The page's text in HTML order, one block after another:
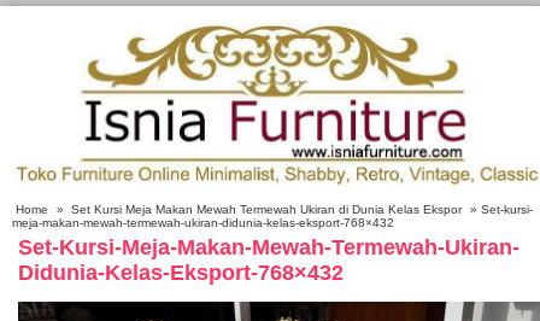
Home » Set Kursi Meja Makan Mewah Termewah Ukiran di Dunia Kelas Ekspor
» Set-kursi-
meja-makan-mewah-termewah-ukiran-didunia-kelas-eksport-768×432
Set-Kursi-Meja-Makan-Mewah-Termewah-Ukiran-
Didunia-Kelas-Eksport-768×432